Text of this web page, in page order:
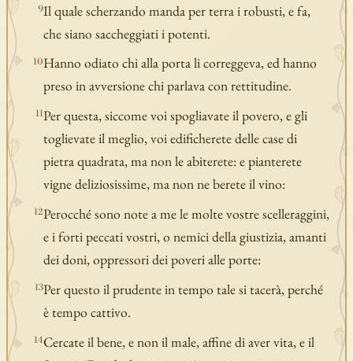
9Il quale scherzando manda per terra i robusti, e fa,
che siano saccheggiati i potenti.
10Hanno odiato chi alla porta li correggeva, ed hanno
preso in avversione chi parlava con rettitudine.
11Per questa, siccome voi spogliavate il povero, e gli
toglievate il meglio, voi edificherete delle case di
pietra quadrata, ma non le abiterete: e pianterete
vigne deliziosissime, ma non ne berete il vino:
12Perocché sono note a me le molte vostre scelleraggini,
e i forti peccati vostri, o nemici della giustizia, amanti
dei doni, oppressori dei poveri alle porte:
13Per questo il prudente in tempo tale si tacerà, perché
è tempo cattivo.
14Cercate il bene, e non il male, affine di aver vita, e il